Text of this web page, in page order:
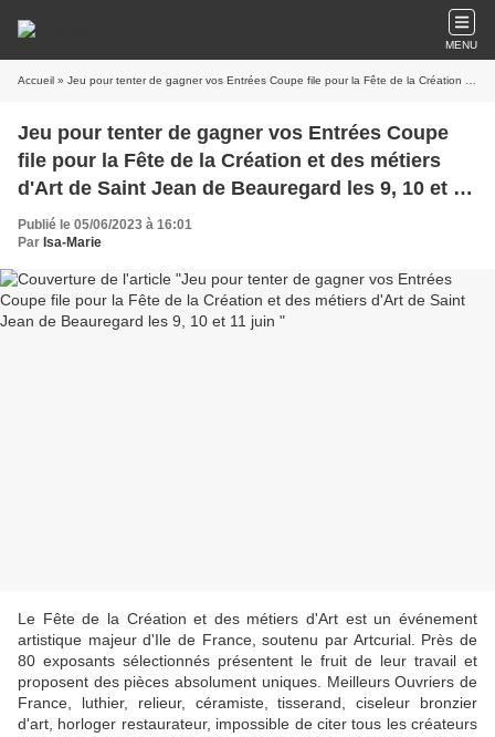
MENU
Accueil » Jeu pour tenter de gagner vos Entrées Coupe file pour la Fête de la Création et des métiers d'Art de Saint Jean de Beauregard les 9, 10 et 11 juin
Jeu pour tenter de gagner vos Entrées Coupe
file pour la Fête de la Création et des métiers
d'Art de Saint Jean de Beauregard les 9, 10 et 11
juin
Publié le 05/06/2023 à 16:01
Par Isa-Marie
Le Fête de la Création et des métiers d'Art est un événement
artistique majeur d'Ile de France, soutenu par Artcurial. Près de
80 exposants sélectionnés présentent le fruit de leur travail et
proposent des pièces absolument uniques. Meilleurs Ouvriers de
France, luthier, relieur, céramiste, tisserand, ciseleur bronzier
d'art, horloger restaurateur, impossible de citer tous les créateurs